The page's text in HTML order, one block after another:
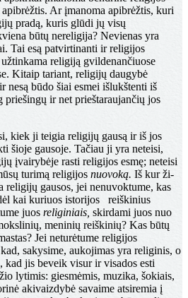
Ar įmanoma apibrėžtis, kuri
pradą, kuris glūdi jų visų
būtų nereligija? Nevienas yra
Tai esą patvirtinanti ir religijos
religiją gvilde­nančiuose
Kitaip tariant, religijų daugybė
nesą būdo šiai esmei išlukštenti iš
ir net prieštaraujančių jos
kiek ji teigia religijų gausą ir iš jos
šioje gau­soje. Tačiau ji yra neteisi,
įvairybėje rasti religijos esmę; neteisi
turimą religijos nuovoką. Iš kur ži­
religijų gausos, jei nenu­voktume, kas
kai kuriuos istorijos reiškinius
juos religiniais, skirdami juos nuo
meninių reiškinių? Kas būtų
Jei neturėtume religijos
sakysime, aukojimas yra religinis, o
kad jis beveik visur ir vi­sados esti
lytimis: giesmė­mis, muzika, šokiais,
akivaizdybė savaime atsiremia į